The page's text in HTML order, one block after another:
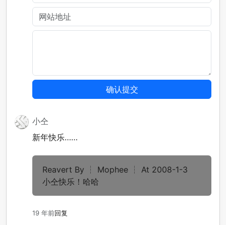
小仝
新年快乐……
Reavert By ┆ Mophee ┆ At 2008-1-3
小仝快乐！哈哈
19 年前回复